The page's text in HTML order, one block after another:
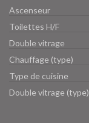
Ascenseur
Toilettes H/F
Double vitrage
Chauffage (type)
Type de cuisine
Double vitrage (type)